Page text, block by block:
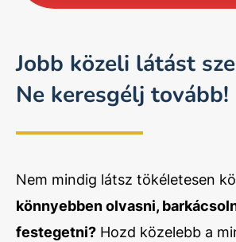
Jobb közeli látást
Ne keresgélj tovább!
Nem mindig látsz tökéletesen
könnyebben olvasni,
festegetni? Hozd közelebb a